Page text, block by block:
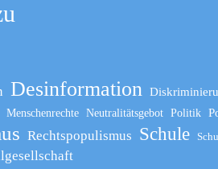
Desinformation
Menschenrechte Neutralitätsgebot Politik
Rechtspopulismus Schule